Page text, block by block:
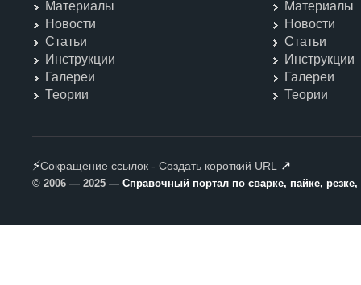
Материалы
Новости
Статьи
Инструкции
Галереи
Теории
Материалы
Новости
Статьи
Инструкции
Галереи
Теории
⚡Сокращение ссылок - Создать короткий URL ↗
© 2006 — 2025 — Справочный портал по сварке, пайке,